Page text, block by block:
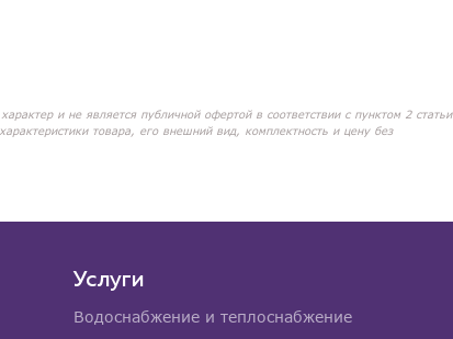
и не является публичной офертой в соответствии с пунктом 2 статьи
товара, его внешний вид, комплектность и цену без
Услуги
Водоснабжение и теплоснабжение